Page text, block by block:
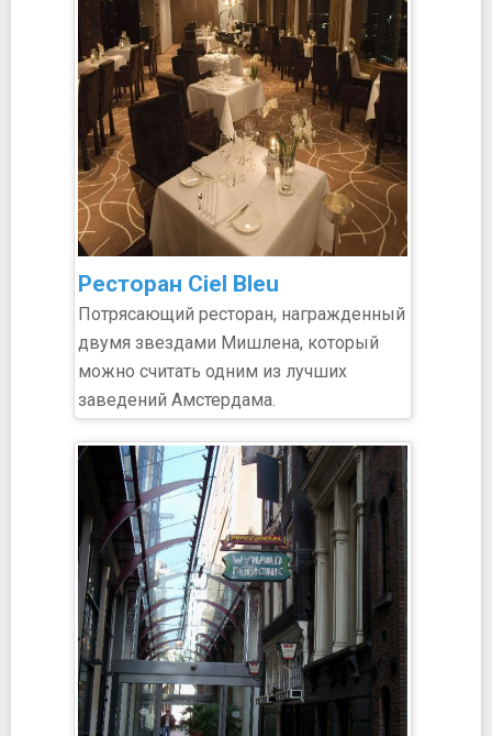
Ресторан Ciel Bleu
Потрясающий ресторан, награжденный
двумя звездами Мишлена, который
можно считать одним из лучших
заведений Амстердама.